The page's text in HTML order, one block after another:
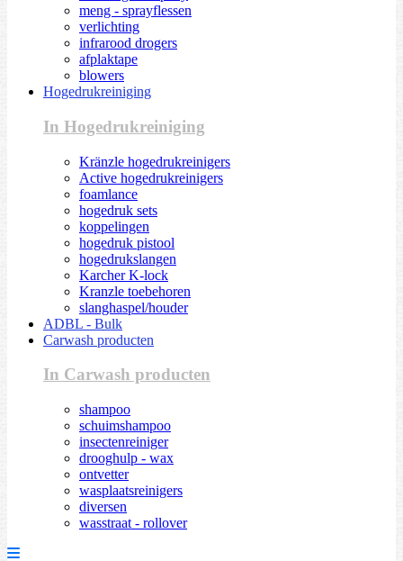
meng - sprayflessen
verlichting
infrarood drogers
afplaktape
blowers
Hogedrukreiniging
In Hogedrukreiniging
Kränzle hogedrukreinigers
Active hogedrukreinigers
foamlance
hogedruk sets
koppelingen
hogedruk pistool
hogedrukslangen
Karcher K-lock
Kranzle toebehoren
slanghaspel/houder
ADBL - Bulk
Carwash producten
In Carwash producten
shampoo
schuimshampoo
insectenreiniger
drooghulp - wax
ontvetter
wasplaatsreinigers
diversen
wasstraat - rollover